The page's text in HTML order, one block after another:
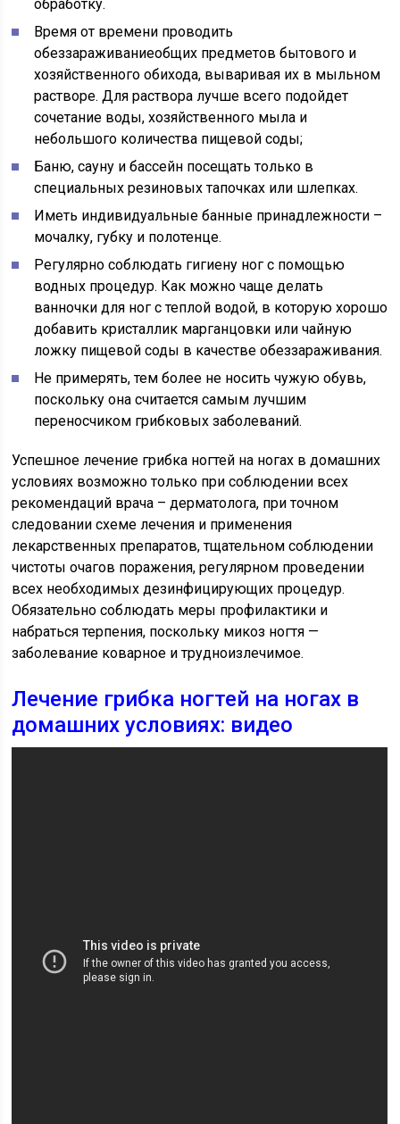
обработку.
Время от времени проводить
обеззараживаниеобщих предметов бытового и
хозяйственного обихода, вываривая их в мыльном
растворе. Для раствора лучше всего подойдет
сочетание воды, хозяйственного мыла и
небольшого количества пищевой соды;
Баню, сауну и бассейн посещать только в
специальных резиновых тапочках или шлепках.
Иметь индивидуальные банные принадлежности –
мочалку, губку и полотенце.
Регулярно соблюдать гигиену ног с помощью
водных процедур. Как можно чаще делать
ванночки для ног с теплой водой, в которую хорошо
добавить кристаллик марганцовки или чайную
ложку пищевой соды в качестве обеззараживания.
Не примерять, тем более не носить чужую обувь,
поскольку она считается самым лучшим
переносчиком грибковых заболеваний.
Успешное лечение грибка ногтей на ногах в домашних
условиях возможно только при соблюдении всех
рекомендаций врача – дерматолога, при точном
следовании схеме лечения и применения
лекарственных препаратов, тщательном соблюдении
чистоты очагов поражения, регулярном проведении
всех необходимых дезинфицирующих процедур.
Обязательно соблюдать меры профилактики и
набраться терпения, поскольку микоз ногтя —
заболевание коварное и трудноизлечимое.
Лечение грибка ногтей на ногах в
домашних условиях: видео